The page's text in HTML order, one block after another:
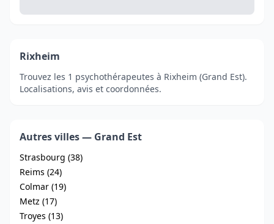
Rixheim
Trouvez les 1 psychothérapeutes à Rixheim (Grand Est).
Localisations, avis et coordonnées.
Autres villes — Grand Est
Strasbourg (38)
Reims (24)
Colmar (19)
Metz (17)
Troyes (13)